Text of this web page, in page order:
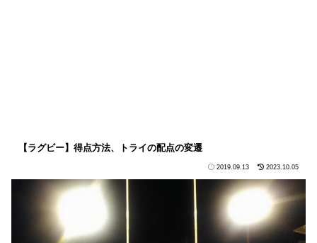
【ラグビー】得点方法、トライの配点の変遷
2019.09.13 2023.10.05